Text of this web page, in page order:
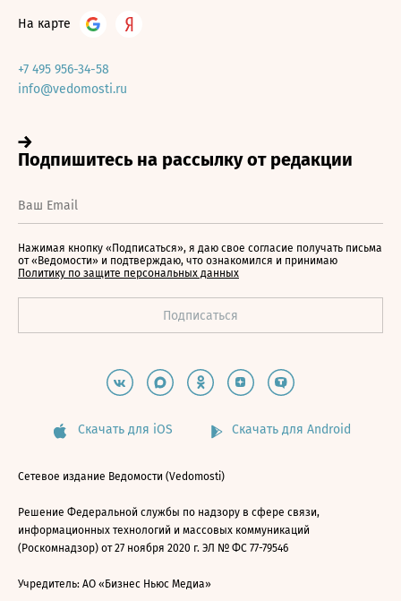
На карте
+7 495 956-34-58
info@vedomosti.ru
Нажимая кнопку «Подписаться», я даю свое согласие получать письма
от «Ведомости» и подтверждаю, что ознакомился и принимаю
Политику по защите персональных данных
Скачать для iOS Скачать для Android
Сетевое издание Ведомости (Vedomosti)
Решение Федеральной службы по надзору в сфере связи,
информационных технологий и массовых коммуникаций
(Роскомнадзор) от 27 ноября 2020 г. ЭЛ № ФС 77-79546
Учредитель: АО «Бизнес Ньюс Медиа»